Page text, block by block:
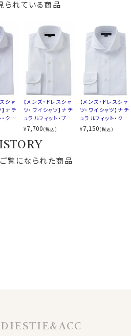
ラー。
オープンカラー気味に開く絶
、ビジネスシーンをアンタイ
シャツとして着用するのが非
トシャツスタイル。
であるポケットなしにて生
カフスになっておりますの
だけます。
/ トールM-88・L-90・
ご用意。(サイズ表C)
ございませんのでご了承く
カフス
3L-45･4L-47cm
90・LL-90cm
ト
はございませんのでご了承
ウエスト部分をやや絞ったス
細すぎず、それでいてダボ
ャツとは一線を画したつくり
ください。
られている商品
シャ
】ナチ
・クー
ルシ
形態
タル
ウェ
し
【メンズ・ドレスシャ
ツ・ワイシャツ】ナチ
ュラルフィット・プレ
ミアムコットン・形態
安定・ホリゾンタル
カラー・カッタウェ
イ・ポケット無し
¥7,700(税込)
【メンズ・ドレスシャ
ツ・ワイシャツ】ナチ
ュラルフィット・クー
ルマックス・ドライ・
形態安定・ホリゾン
¥7,150(税込)
覧になられた商品
TIE&ACC